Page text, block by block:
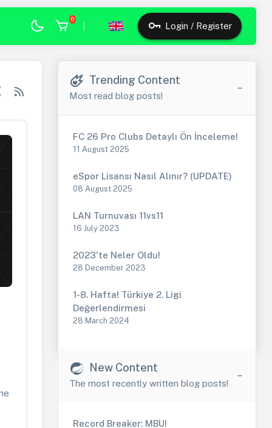
0
Login / Register
Trending Content
Most read blog posts!
FC 26 Pro Clubs Detaylı Ön İnceleme!
11 August 2025
eSpor Lisansı Nasıl Alınır? (UPDATE)
08 August 2025
LAN Turnuvası 11vs11
16 July 2023
2023'te Neler Oldu!
28 December 2023
1-8. Hafta! Türkiye 2. Ligi
Değerlendirmesi
28 March 2024
New Content
The most recently written blog posts!
Record Breaker: MBU!